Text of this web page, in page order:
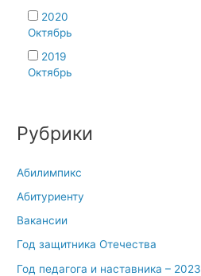
2020
Октябрь
2019
Октябрь
Рубрики
Абилимпикс
Абитуриенту
Вакансии
Год защитника Отечества
Год педагога и наставника – 2023